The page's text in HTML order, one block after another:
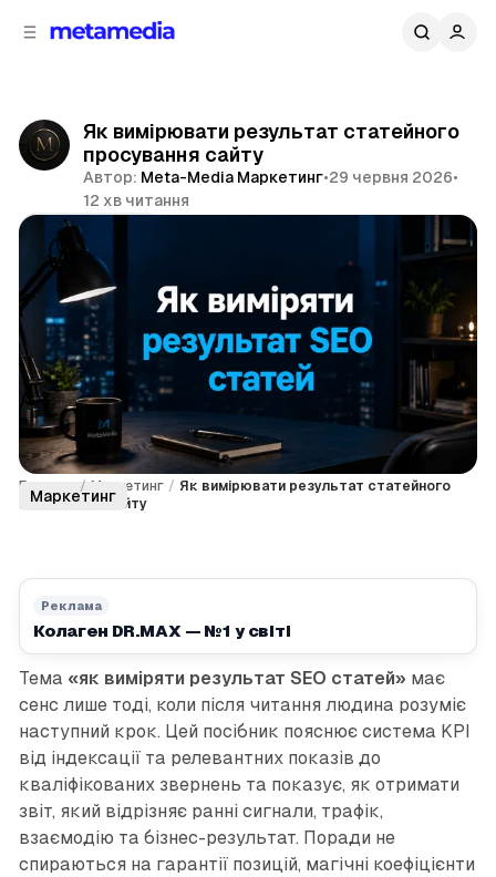
Як вимірювати результат статейного
просування сайту
Автор: Meta-Media Маркетинг•29 червня 2026•
12 хв читання
Поділитися
Головна / Маркетинг / Як вимірювати результат статейного
просування сайту
Реклама
Колаген DR.MAX — №1 у світі
Маркетинг
Тема «як виміряти результат SEO статей» має
сенс лише тоді, коли після читання людина розуміє
наступний крок. Цей посібник пояснює система KPI
від індексації та релевантних показів до
кваліфікованих звернень та показує, як отримати
звіт, який відрізняє ранні сигнали, трафік,
взаємодію та бізнес-результат. Поради не
спираються на гарантії позицій, магічні коефіцієнти